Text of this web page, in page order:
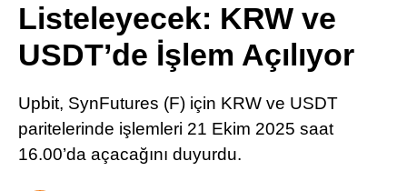
TikTok
Pinterest
LinkedIn
Listeleyecek: KRW ve
USDT’de İşlem Açılıyor
Upbit, SynFutures (F) için KRW ve USDT
paritelerinde işlemleri 21 Ekim 2025 saat
16.00’da açacağını duyurdu.